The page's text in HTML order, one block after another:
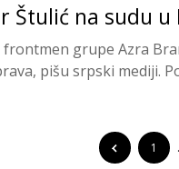
Štulić na sudu u
frontmen grupe Azra
pišu srpski mediji.
1